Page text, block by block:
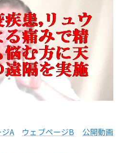
A ウェブページB
公開動画